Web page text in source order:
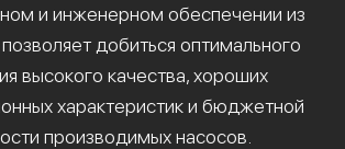
и инженерном обеспечении из
добиться оптимального
высокого качества, хороших
характеристик и бюджетной
производимых насосов.